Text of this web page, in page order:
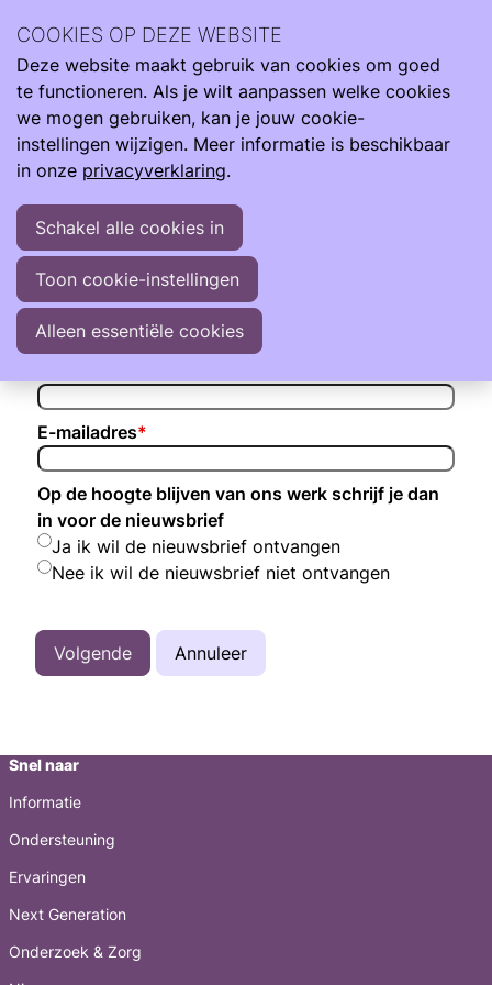
Zoeken
Aanmelden voor Ouders | Online Neo-Café
Ouders | Online Neo-Café
donderdag 10 september 2026 van 20:00 uur tot 21:00 uur
Persoonlijke informatie
Voornaam*
Tussenvoegsel
E-mailadres*
Op de hoogte blijven van ons werk schrijf je dan
in voor de nieuwsbrief
Ja ik wil de nieuwsbrief ontvangen
Nee ik wil de nieuwsbrief niet ontvangen
Volgende Annuleer
Snel naar
Informatie
Ondersteuning
Ervaringen
Next Generation
Onderzoek & Zorg
COOKIES OP DEZE WEBSITE
Deze website maakt gebruik van cookies om goed
te functioneren. Als je wilt aanpassen welke cookies
we mogen gebruiken, kan je jouw cookie-
instellingen wijzigen. Meer informatie is beschikbaar
in onze privacyverklaring.
Schakel alle cookies in
Toon cookie-instellingen
Alleen essentiële cookies